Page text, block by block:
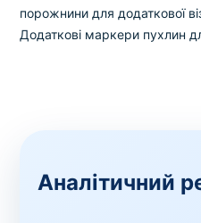
порожнини для додаткової
Додаткові маркери пухлин
Аналітичний